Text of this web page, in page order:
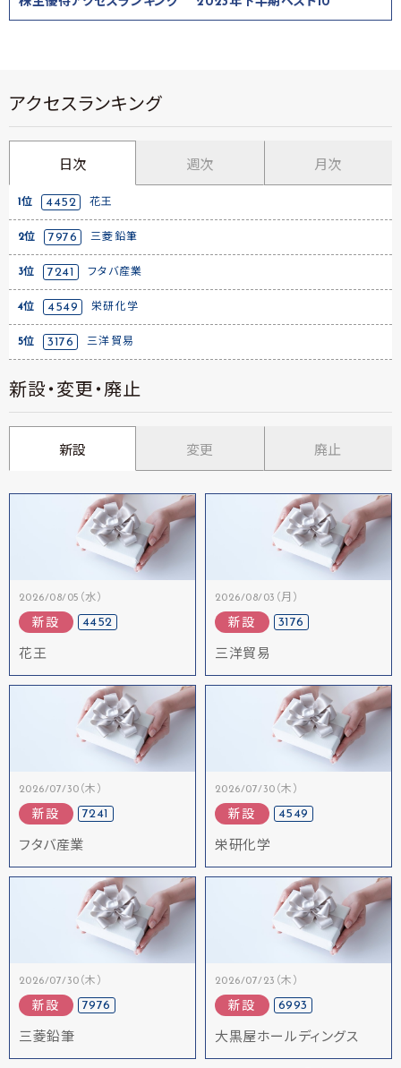
アクセスランキング
日次 週次 月次
1位 4452 花王
2位 7976 三菱鉛筆
3位 7241 フタバ産業
4位 4549 栄研化学
5位 3176 三洋貿易
新設・変更・廃止
新設 変更 廃止
2026/08/05（水）
新設 4452
花王
2026/08/03（月）
新設 3176
三洋貿易
2026/07/30（木）
新設 7241
フタバ産業
2026/07/30（木）
新設 4549
栄研化学
2026/07/30（木）
新設 7976
三菱鉛筆
2026/07/23（木）
新設 6993
大黒屋ホールディングス